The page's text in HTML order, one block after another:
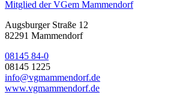
Mitglied der VGem Mammendorf
Augsburger Straße 12
82291 Mammendorf
08145 84-0
08145 1225
info@vgmammendorf.de
www.vgmammendorf.de